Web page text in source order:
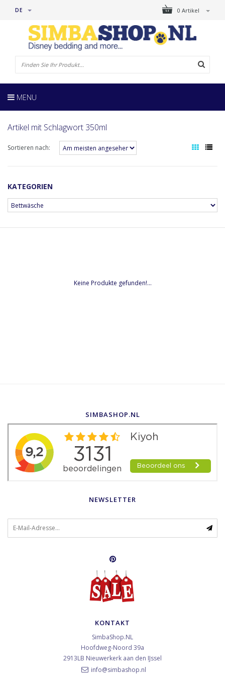
0 Artikel
DE
MENU
Artikel mit Schlagwort 350ml
Sortieren nach:
KATEGORIEN
Keine Produkte gefunden!...
SIMBASHOP.NL
NEWSLETTER
KONTAKT
SimbaShop.NL
Hoofdweg-Noord 39a
2913LB Nieuwerkerk aan den IJssel
info@simbashop.nl